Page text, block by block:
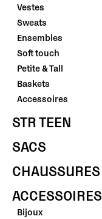
Vestes
Sweats
Ensembles
Soft touch
Petite & Tall
Baskets
Accessoires
STR TEEN
SACS
CHAUSSURES
ACCESSOIRES
Bijoux